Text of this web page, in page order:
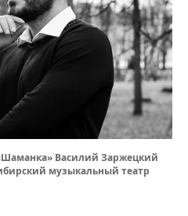
Василий Заржецкий
музыкальный театр